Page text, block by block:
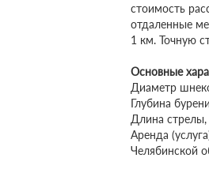
стоимость
отдаленные
1 км. Точную
Основные
Диаметр
Глубина
Длина стрелы,
Аренда
Челябинской